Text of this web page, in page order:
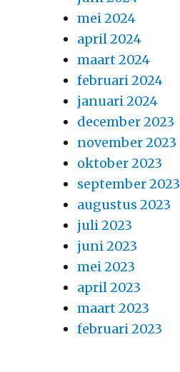
mei 2024
april 2024
maart 2024
februari 2024
januari 2024
december 2023
november 2023
oktober 2023
september 2023
augustus 2023
juli 2023
juni 2023
mei 2023
april 2023
maart 2023
februari 2023